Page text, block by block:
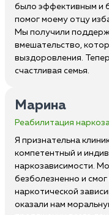
было эффективным и
помог моему отцу
Мы получили
вмешательство,
выздоровления.
счастливая семья.
Марина
Реабилитация
Я признательна
компетентный и
наркозависимости.
безболезненно и
наркотической
оказали нам